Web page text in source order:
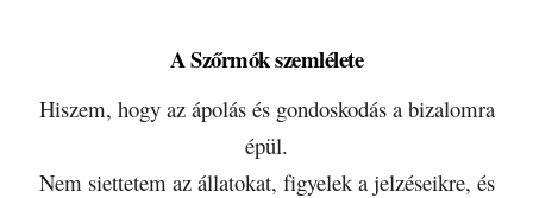
A Szőrmók szemlélete
Hiszem, hogy az ápolás és gondoskodás a bizalomra
épül.
Nem siettetem az állatokat, figyelek a jelzéseikre, és